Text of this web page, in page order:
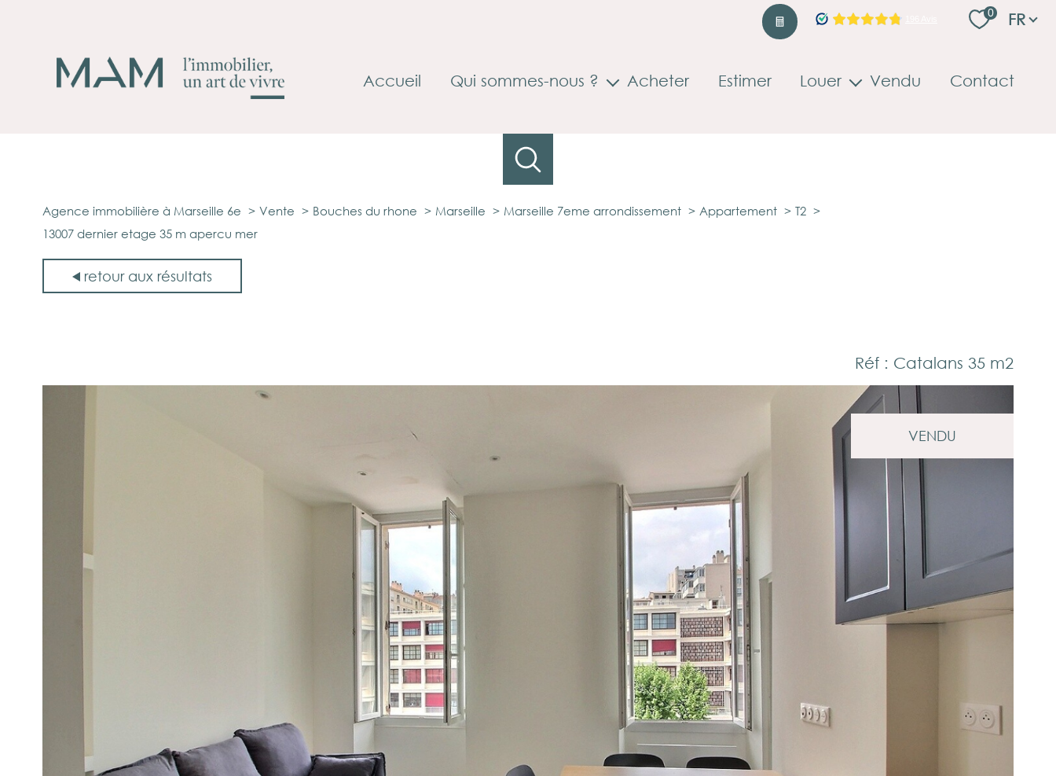
0 FR
Accueil Qui sommes-nous ? Acheter Estimer Louer Vendu Contact
Agence immobilière à Marseille 6e Vente Bouches du rhone Marseille Marseille 7eme arrondissement Appartement
T2
13007 dernier etage 35 m apercu mer
retour aux résultats
Réf : Catalans 35 m2
VENDU